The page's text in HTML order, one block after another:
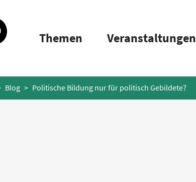
Themen Veranstaltungen
Blog Politische Bildung nur für politisch Gebildete?